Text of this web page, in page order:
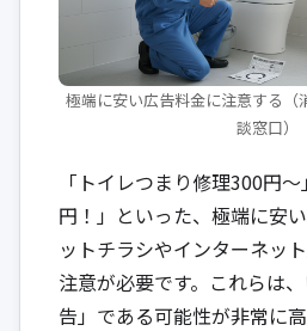
極端に安い広告料金に注意する（
談窓口）
「トイレつまり修理300円
円！」といった、極端に安
ットチラシやインターネッ
注意が必要です。これらは
告」である可能性が非常に